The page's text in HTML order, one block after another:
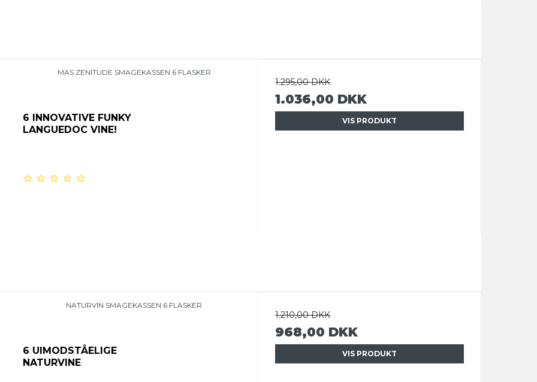
MAS ZENITUDE SMAGEKASSEN 6 FLASKER
6 INNOVATIVE FUNKY
LANGUEDOC VINE!
1.295,00 DKK
1.036,00 DKK
VIS PRODUKT
NATURVIN SMAGEKASSEN 6 FLASKER
6 UIMODSTÅELIGE
NATURVINE
1.210,00 DKK
968,00 DKK
VIS PRODUKT